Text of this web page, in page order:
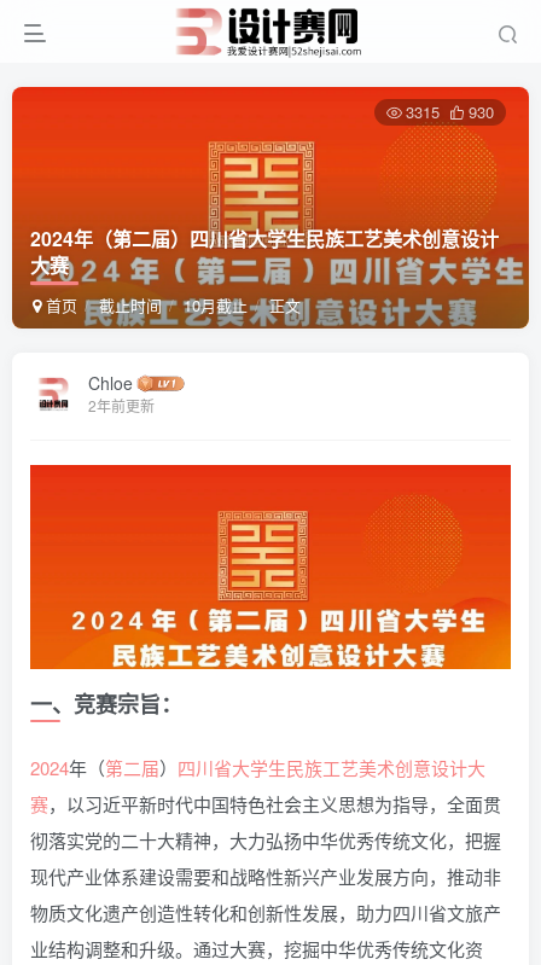
2024年（第二届）四川省大学生民族工艺美术创意设计
大赛
首页 截止时间 10月截止 正文
3315 930
Chloe
2年前更新
一、竞赛宗旨：
2024年（第二届） 四川省大学生民族工艺美术创意设计大
赛，以习近平新时代中国特色社会主义思想为指导，全面贯
彻落实党的二十大精神，大力弘扬中华优秀传统文化，把握
现代产业体系建设需要和战略性新兴产业发展方向，推动非
物质文化遗产创造性转化和创新性发展，助力四川省文旅产
业结构调整和升级。通过大赛，挖掘中华优秀传统文化资